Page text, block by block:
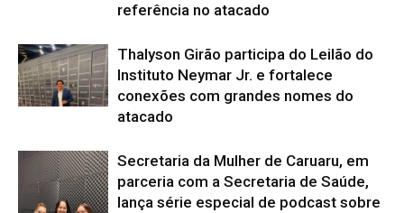
referência no atacado
Thalyson Girão participa do Leilão do
Instituto Neymar Jr. e fortalece
conexões com grandes nomes do
atacado
Secretaria da Mulher de Caruaru, em
parceria com a Secretaria de Saúde,
lança série especial de podcast sobre